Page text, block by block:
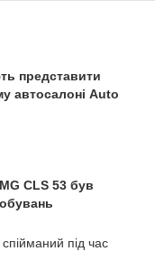
представити
автосалоні Auto
CLS 53 був
під час